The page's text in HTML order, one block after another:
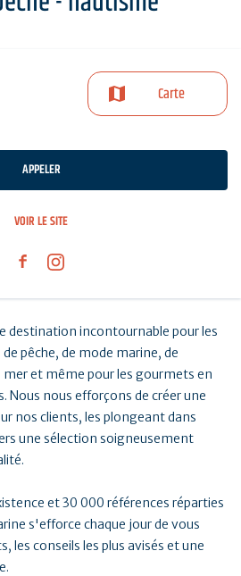
Carte
APPELER
VOIR LE SITE
destination incontournable pour les
pêche, de mode marine, de
mer et même pour les gourmets en
Nous nous efforçons de créer une
nos clients, les plongeant dans
une sélection soigneusement
et 30 000 références réparties
s'efforce chaque jour de vous
les conseils les plus avisés et une